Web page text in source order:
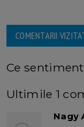
COMENTARII
Ce
Ultimile 1
Nagy